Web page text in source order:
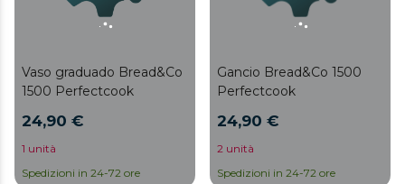
Vaso graduado Bread&Co
1500 Perfectcook
24,90 €
1 unità
Spedizioni in 24-72 ore
Gancio Bread&Co 1500
Perfectcook
24,90 €
2 unità
Spedizioni in 24-72 ore